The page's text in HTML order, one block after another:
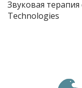
Звуковая
Technologies